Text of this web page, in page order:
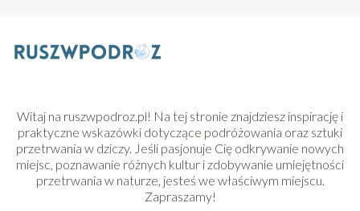
Witaj na ruszwpodroz.pl! Na tej stronie znajdziesz inspirację i
praktyczne wskazówki dotyczące podróżowania oraz sztuki
przetrwania w dziczy. Jeśli pasjonuje Cię odkrywanie nowych
miejsc, poznawanie różnych kultur i zdobywanie umiejętności
przetrwania w naturze, jesteś we właściwym miejscu.
Zapraszamy!